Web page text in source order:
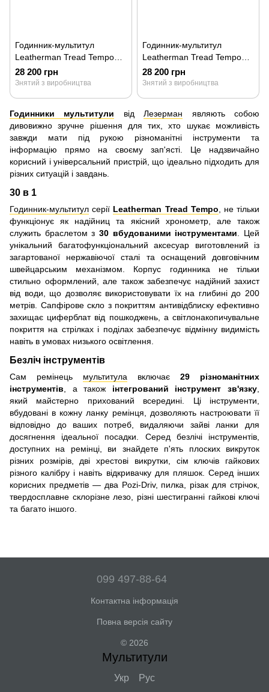
Годинник-мультитул
Leatherman Tread Tempo
Black 832420
28 200 грн
Знятий з виробництва
Годинник-мультитул
Leatherman Tread Tempo
Steel 832421
28 200 грн
Знятий з виробництва
Годинники мультитули відЛезерман являють собою
дивовижно зручне рішення для тих, хто шукає можливість
завжди мати під рукою різноманітні інструменти та
інформацію прямо на своєму зап'ясті. Це надзвичайно
корисний і універсальний пристрій, що ідеально підходить для
різних ситуацій і завдань.
30 в 1
Годинник-мультитул серії Leatherman Tread Tempo , не тільки
функціонує як надійниц та якісний хронометр, але також
служить браслетом з 30 вбудованими інструментами . Цей
унікальний багатофункціональний аксесуар виготовлений із
загартованої нержавіючої сталі та оснащений довговічним
швейцарським механізмом. Корпус годинника не тільки
стильно оформлений, але також забезпечує надійний захист
від води, що дозволяє використовувати їх на глибині до 200
метрів. Сапфірове скло з покриттям антивідблиску ефективно
захищає циферблат від пошкоджень, а світлонакопичувальне
покриття на стрілках і поділах забезпечує відмінну видимість
навіть в умовах низького освітлення.
Безліч інструментів
Сам ремінець мультитула включає 29 різноманітних
інструментів , а також інтегрований інструмент зв'язку
який майстерно прихований всередині. Ці інструменти,
вбудовані в кожну ланку ремінця, дозволяють настроювати її
відповідно до ваших потреб, видаляючи зайві ланки для
досягнення ідеальної посадки. Серед безлічі інструментів,
доступних на ремінці, ви знайдете п'ять плоских викруток
різних розмірів, дві хрестові викрутки, сім ключів гайкових
різного калібру і навіть відкривачку для пляшок. Серед інших
корисних предметів — два Pozi-Driv, пилка, різак для стрічок,
твердосплавне склорізне лезо, різні шестигранні гайкові ключі
та багато іншого.
099 497-88-64
Контактна інформація
Повна версія сайту
© 2026
Мультитули
Укр Рус